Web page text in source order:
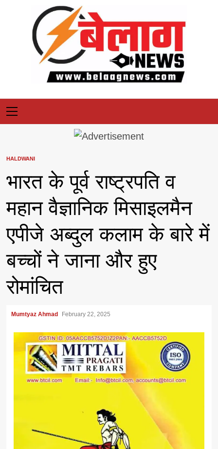
Primary
Menu
HALDWANI
भारत के पूर्व राष्ट्रपति व
महान वैज्ञानिक मिसाइलमैन
एपीजे अब्दुल कलाम के बारे में
बच्चों ने जाना और हुए
रोमांचित
Mumtyaz Ahmad February 22, 2025